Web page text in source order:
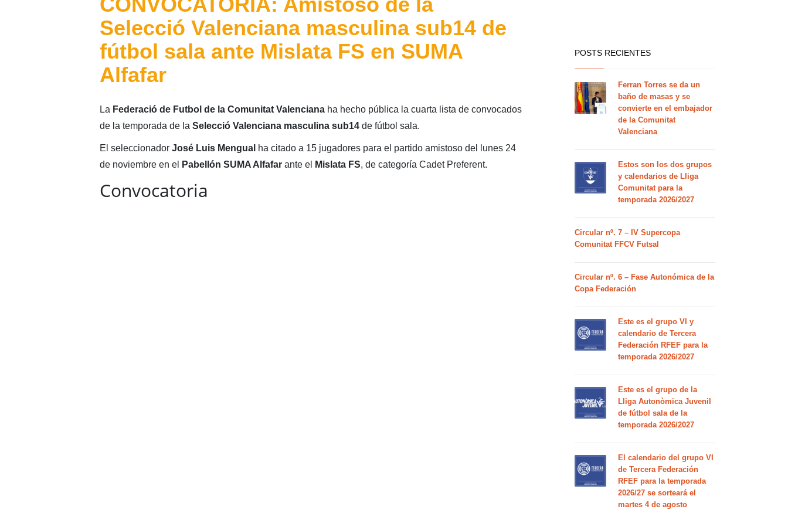
Selecció Valenciana masculina sub14 de
fútbol sala ante Mislata FS en SUMA
Alfafar
La Federació de Futbol de la Comunitat Valenciana ha hecho pública la cuarta lista de convocados
de la temporada de la Selecció Valenciana masculina sub14de fútbol sala.
El seleccionador José Luis Mengual ha citado a 15 jugadores para el partido amistoso del lunes 24
de noviembre en el
Pabellón SUMA Alfafarante el Mislata FS, de categoría Cadet Preferent.
Convocatoria
POSTS RECIENTES
Ferran Torres se da un
baño de masas y se
convierte en el embajador
de la Comunitat
Valenciana
Estos son los dos grupos
y calendarios de Lliga
Comunitat para la
temporada 2026/2027
Circular nº. 7 – IV Supercopa
Comunitat FFCV Futsal
Circular nº. 6 – Fase Autonómica de la
Copa Federación
Este es el grupo VI y
calendario de Tercera
Federación RFEF para la
temporada 2026/2027
Este es el grupo de la
Lliga Autonòmica Juvenil
de fútbol sala de la
temporada 2026/2027
El calendario del grupo VI
de Tercera Federación
RFEF para la temporada
2026/27 se sorteará el
martes 4 de agosto